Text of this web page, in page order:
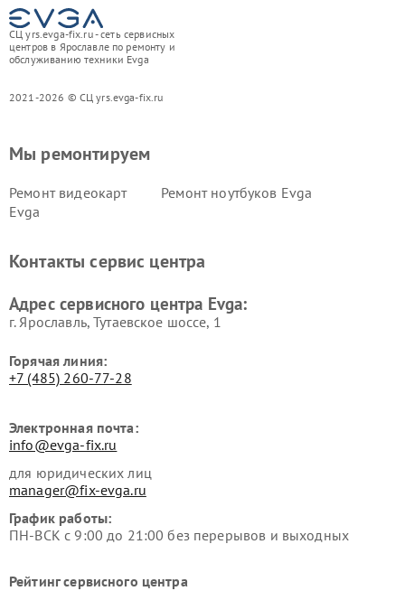
СЦ yrs.evga-fix.ru - сеть сервисных
центров в Ярославле по ремонту и
обслуживанию техники Evga
2021-2026 © СЦ yrs.evga-fix.ru
Мы ремонтируем
Ремонт видеокарт
Evga
Ремонт ноутбуков Evga
Контакты сервис центра
Адрес сервисного центра Evga:
г. Ярославль, Тутаевское шоссе, 1
Горячая линия:
+7 (485) 260-77-28
Электронная почта:
info@evga-fix.ru
для юридических лиц
manager@fix-evga.ru
График работы:
ПН-ВСК с 9:00 до 21:00 без перерывов и выходных
Рейтинг сервисного центра